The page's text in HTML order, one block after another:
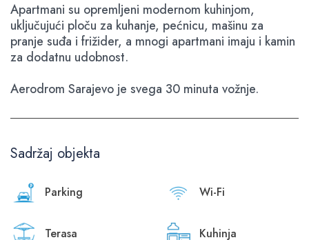
Apartmani su opremljeni modernom kuhinjom,
uključujući ploču za kuhanje, pećnicu, mašinu za
pranje suđa i frižider, a mnogi apartmani imaju i kamin
za dodatnu udobnost.
Aerodrom Sarajevo je svega 30 minuta vožnje.
Sadržaj objekta
Parking Wi-Fi
Terasa Kuhinja